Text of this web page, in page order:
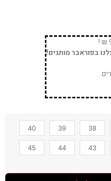
בפוראבר מותגים!
38
39
40
43
44
45